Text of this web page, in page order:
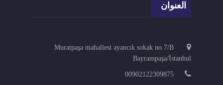
العنوان
Muratpaşa mahallesi ayancık sokak no 7/B
Bayrampaşa/İstanbul
00902122309875